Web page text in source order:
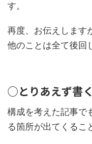
す。
再度、お伝えします
他のことは全て後回
○とりあえず書く
構成を考えた記事で
る箇所が出てくるこ